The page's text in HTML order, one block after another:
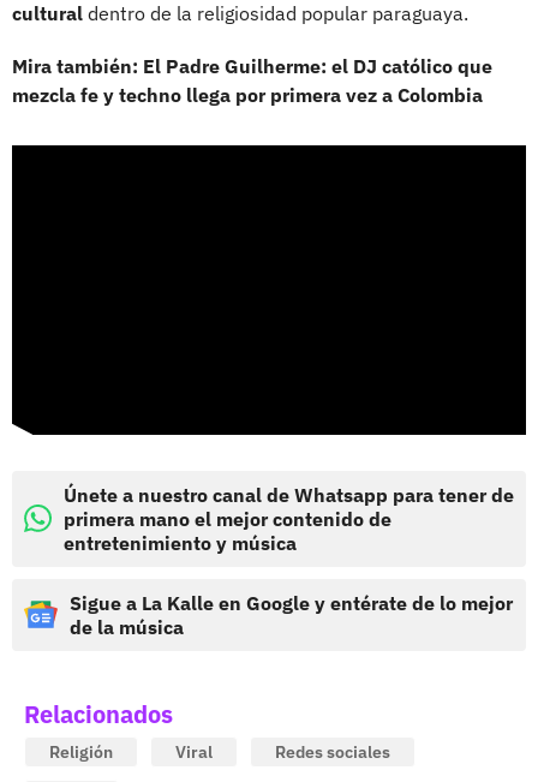
cultural dentro de la religiosidad popular paraguaya.
Mira también: El Padre Guilherme: el DJ católico que
mezcla fe y techno llega por primera vez a Colombia
Únete a nuestro canal de Whatsapp para tener de
primera mano el mejor contenido de
entretenimiento y música
Sigue a La Kalle en Google y entérate de lo mejor
de la música
Relacionados
Religión Viral
Redes sociales